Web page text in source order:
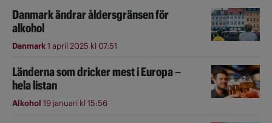
Danmark ändrar åldersgränsen för
alkohol
Danmark1 april 2025 kl 07:51
Länderna som dricker mest i Europa –
hela listan
Alkohol 19 januari kl 15:56